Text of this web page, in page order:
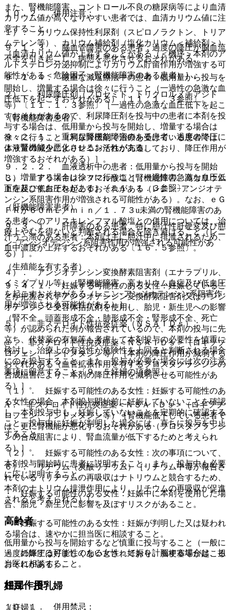
１０．２． 併用注意：
１）． カリウム保持性利尿剤（スピロノラクトン、トリア
ムテレン等）、カリウム補給剤（塩化カリウム＜補給剤＞）
［血清カリウム値が上昇することがある（＜機序＞本剤のア
ルドステロン分泌抑制によりカリウム貯留作用が増強する可
能性がある＜危険因子＞腎機能障害のある患者）］。
２）． 利尿降圧剤（フロセミド、トリクロルメチアジド
等）〔１１．１．３参照〕［一過性の急激な血圧低下を起こ
すおそれがあるので、利尿降圧剤を投与中の患者に本剤を投
与する場合は、低用量から投与を開始し、増量する場合は
徐々に行うこと（利尿降圧剤で治療を受けている患者では、
体液量の減少によりレニン活性が亢進しており、降圧作用が
増強するおそれがある）］。
３）． アリスキレンフマル酸塩［腎機能障害、高カリウム
血症及び低血圧を起こすおそれがある（レニン−アンジオテ
ンシン系阻害作用が増強される可能性がある）。なお、ｅＧ
ＦＲが６０ｍＬ／ｍｉｎ／１．７３u未満の腎機能障害のあ
る患者へのアリスキレンフマル酸塩との併用については、治
療上やむを得ないと判断される場合を除き避けること（レニ
ン−アンジオテンシン系阻害作用が増強される可能性があ
る）］。
４）． アンジオテンシン変換酵素阻害剤（エナラプリル、
イミダプリル等）［腎機能障害、高カリウム血症及び低血圧
を起こすおそれがある（レニン−アンジオテンシン系阻害作
用が増強される可能性がある）］。
５）． 非ステロイド性抗炎症薬（ＮＳＡＩＤｓ）：
@． 非ステロイド性抗炎症薬＜ＮＳＡＩＤｓ＞（ロキソプ
ロフェン、インドメタシン等）［本剤の降圧作用が減弱する
おそれがある（血管拡張作用を有するプロスタグランジンの
合成阻害により、本剤の降圧作用を減弱させる可能性があ
る）］。
A． 非ステロイド性抗炎症薬＜ＮＳＡＩＤｓ＞（ロキソプ
ロフェン、インドメタシン等）［腎機能低下している患者で
は、更に腎機能が悪化するおそれがある（プロスタグランジ
ンの合成阻害により、腎血流量が低下するためと考えられ
る）］。
６）． リチウム（炭酸リチウム）［リチウム中毒が報告さ
れている（リチウムの再吸収はナトリウムと競合するため、
本剤のナトリウム排泄作用により、リチウムの再吸収が促進
されると考えられる）］。
高齢者
低用量から投与を開始するなど慎重に投与すること（一般に
過度の降圧は好ましくないとされており、脳梗塞等が起こる
おそれがある）。
妊婦・授乳婦
（妊婦）
また、腎機能障害、コントロール不良の糖尿病等により血清
カリウム値が高くなりやすい患者では、血清カリウム値に注
意すること。
９．１．３． 脳血管障害のある患者：過度の降圧が脳血流
不全を引き起こし、病態を悪化させるおそれがある。
９．１．４． 厳重な減塩療法中の患者：低用量から投与を
開始し、増量する場合は徐々に行うこと（一過性の急激な血
圧低下を起こすおそれがある）〔１１．１．３参照〕。
（腎機能障害患者）
９．２．１． 重篤な腎機能障害のある患者：過度の降圧に
より腎機能を悪化させるおそれがある。
９．２．２． 血液透析中の患者：低用量から投与を開始
し、増量する場合は徐々に行うこと（一過性の急激な血圧低
下を起こすおそれがある）〔１１．１．３参照〕。
（肝機能障害患者）
９．３．１． 肝障害のある患者、特に胆汁性肝硬変及び胆
汁うっ滞のある患者：本剤は主に胆汁中に排泄されるため、
血中濃度が上昇するおそれがある〔１６．５参照〕。
（生殖能を有する者）
９．４．１． 妊娠する可能性のある女性：妊娠しているこ
とが把握されずアンジオテンシン変換酵素阻害剤又はアンジ
オテンシン２受容体拮抗剤を使用し、胎児・新生児への影響
（腎不全、頭蓋形成不全・肺形成不全・腎形成不全、死亡
等）が認められた例が報告されているので、本剤の投与に先
立ち、代替薬の有無等も考慮して本剤投与の必要性を慎重に
検討し、治療上の有益性が危険性を上回ると判断される場合
にのみ投与すること。また、投与が必要な場合には次の注意
事項に留意すること〔９．５妊婦の項参照〕。
（１）． 妊娠する可能性のある女性：妊娠する可能性のあ
る女性の場合、本剤投与開始前に妊娠していないことを確認
し、本剤投与中も、妊娠していないことを定期的に確認する
こと。投与中に妊娠が判明した場合には、直ちに投与を中止
すること。
（２）． 妊娠する可能性のある女性：次の事項について、
本剤投与開始時に患者に説明すること。また、投与中も必要
に応じ説明すること。
・ 妊娠する可能性のある女性：妊娠中に本剤を使用した場
合、胎児・新生児に影響を及ぼすリスクがあること。
・ 妊娠する可能性のある女性：妊娠が判明した又は疑われ
る場合は、速やかに担当医に相談すること。
・ 妊娠する可能性のある女性：妊娠を計画する場合は、担
当医に相談すること。
相互作用
１０．１． 併用禁忌：